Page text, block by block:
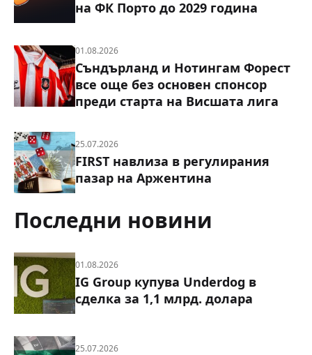
на ФК Порто до 2029 година
01.08.2026
Съндърланд и Нотингам Форест
все още без основен спонсор
преди старта на Висшата лига
25.07.2026
FIRST навлиза в регулирания
пазар на Аржентина
Последни новини
01.08.2026
IG Group купува Underdog в
сделка за 1,1 млрд. долара
25.07.2026